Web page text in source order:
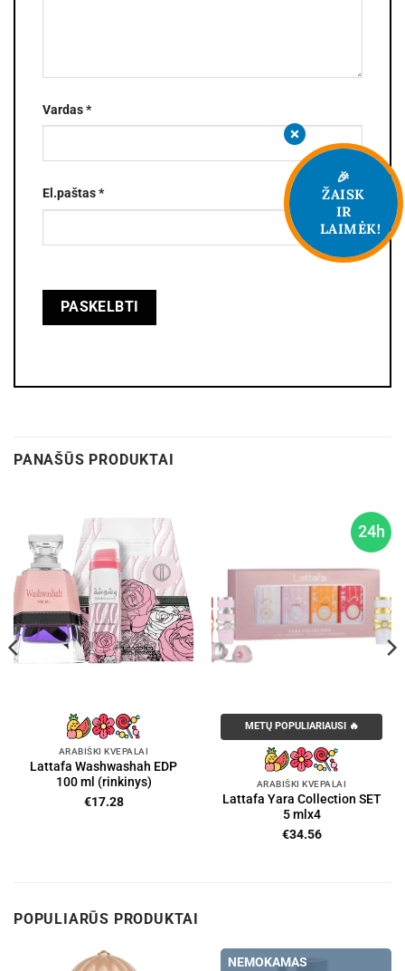
Vardas*
El.paštas*
PANAŠŪS PRODUKTAI
ARABIŠKI KVEPALAI
Lattafa Washwashah EDP
100 ml (rinkinys)
€17.28
24h
METŲ POPULIARIAUSI 🔥
ARABIŠKI KVEPALAI
Lattafa Yara Collection SET
5 mlx4
€34.56
POPULIARŪS PRODUKTAI
NEMOKAMAS
🎉
ŽAISK
IR
LAIMĖK!